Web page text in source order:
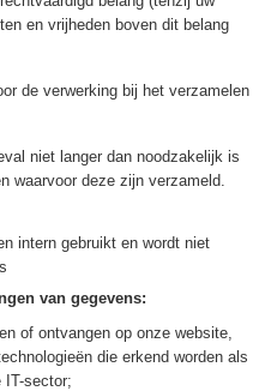
en vrijheden boven dit belang
de verwerking bij het verzamelen
niet langer dan noodzakelijk is
waarvoor deze zijn verzameld.
intern gebruikt en wordt niet
van gegevens:
of ontvangen op onze website,
die erkend worden als
IT-sector;